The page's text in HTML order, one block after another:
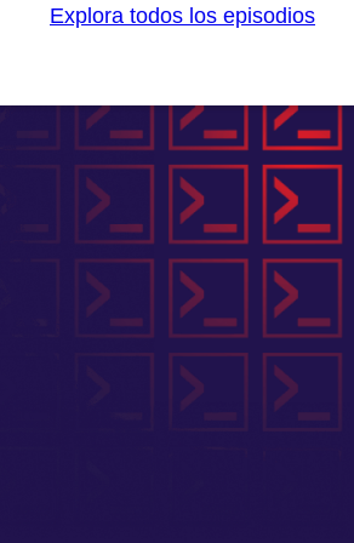
Explora todos los episodios